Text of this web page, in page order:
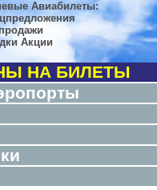
Авиабилеты:
Акции
НА БИЛЕТЫ